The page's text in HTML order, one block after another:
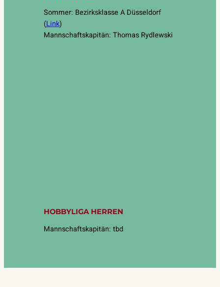
Sommer: Bezirksklasse A Düsseldorf
(Link)
Mannschaftskapitän: Thomas Rydlewski
HOBBYLIGA HERREN
Mannschaftskapitän: tbd